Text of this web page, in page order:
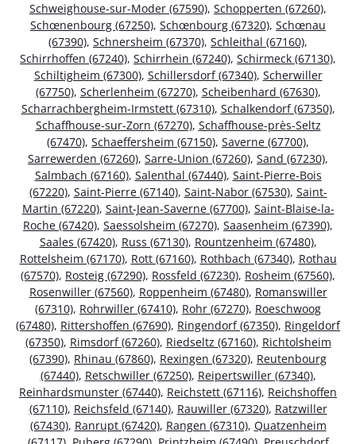
Schweighouse-sur-Moder (67590), Schopperten (67260),
Schœnenbourg (67250), Schœnbourg (67320), Schœnau
(67390), Schnersheim (67370), Schleithal (67160),
Schirrhoffen (67240), Schirrhein (67240), Schirmeck (67130),
Schiltigheim (67300), Schillersdorf (67340), Scherwiller
(67750), Scherlenheim (67270), Scheibenhard (67630),
Scharrachbergheim-Irmstett (67310), Schalkendorf (67350),
Schaffhouse-sur-Zorn (67270), Schaffhouse-près-Seltz
(67470), Schaeffersheim (67150), Saverne (67700),
Sarrewerden (67260), Sarre-Union (67260), Sand (67230),
Salmbach (67160), Salenthal (67440), Saint-Pierre-Bois
(67220), Saint-Pierre (67140), Saint-Nabor (67530), Saint-
Martin (67220), Saint-Jean-Saverne (67700), Saint-Blaise-la-
Roche (67420), Saessolsheim (67270), Saasenheim (67390),
Saales (67420), Russ (67130), Rountzenheim (67480),
Rottelsheim (67170), Rott (67160), Rothbach (67340), Rothau
(67570), Rosteig (67290), Rossfeld (67230), Rosheim (67560),
Rosenwiller (67560), Roppenheim (67480), Romanswiller
(67310), Rohrwiller (67410), Rohr (67270), Roeschwoog
(67480), Rittershoffen (67690), Ringendorf (67350), Ringeldorf
(67350), Rimsdorf (67260), Riedseltz (67160), Richtolsheim
(67390), Rhinau (67860), Rexingen (67320), Reutenbourg
(67440), Retschwiller (67250), Reipertswiller (67340),
Reinhardsmunster (67440), Reichstett (67116), Reichshoffen
(67110), Reichsfeld (67140), Rauwiller (67320), Ratzwiller
(67430), Ranrupt (67420), Rangen (67310), Quatzenheim